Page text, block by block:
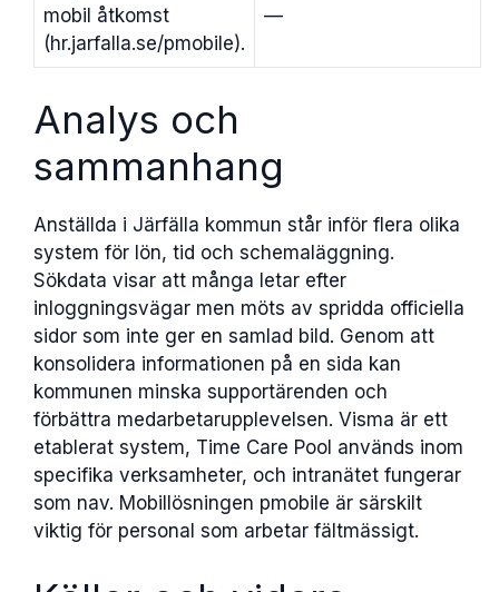
mobil åtkomst
(hr.jarfalla.se/pmobile).
—
Analys och
sammanhang
Anställda i Järfälla kommun står inför flera olika
system för lön, tid och schemaläggning.
Sökdata visar att många letar efter
inloggningsvägar men möts av spridda officiella
sidor som inte ger en samlad bild. Genom att
konsolidera informationen på en sida kan
kommunen minska supportärenden och
förbättra medarbetarupplevelsen. Visma är ett
etablerat system, Time Care Pool används inom
specifika verksamheter, och intranätet fungerar
som nav. Mobillösningen pmobile är särskilt
viktig för personal som arbetar fältmässigt.